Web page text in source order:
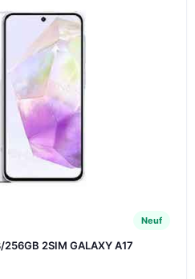
Neuf
2SIM GALAXY A17